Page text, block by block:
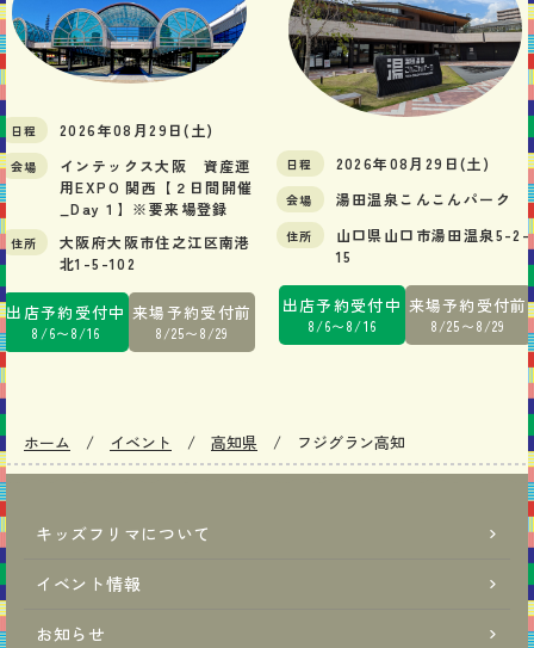
日程 2026年08月29日(土)
会場
インテックス大阪 資産運
用EXPO 関西【２日間開催
_Day１】※要来場登録
住所
大阪府大阪市住之江区南港
北1-5-102
出店予約 受付中
8/6〜8/16
来場予約受付前
8/25〜8/29
日程 2026年08月29日(土)
会場 湯田温泉こんこんパーク
住所
山口県山口市湯田温泉5-2-
15
出店予約受付中
8/6〜8/16
来場予約 受付前
8/25〜8/29
ホーム イベント 高知県 フジグラン高知
キッズフリマについて
イベント情報
お知らせ